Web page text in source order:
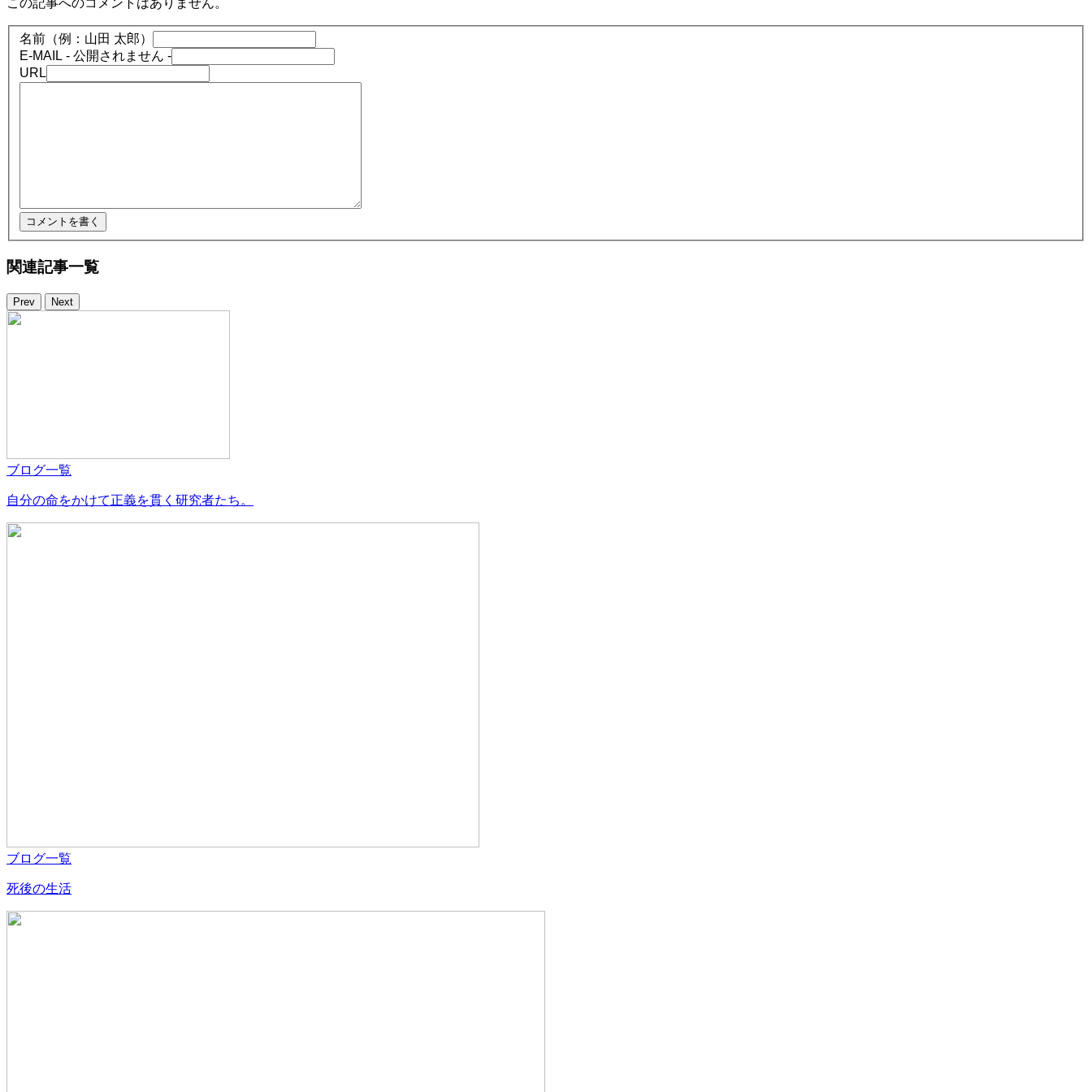
名前（例：山田 太郎）
E-MAIL - 公開されません -
URL
関連記事一覧
Prev Next
ブログ一覧
自分の命をかけて正義を貫く研究者たち。
ブログ一覧
死後の生活